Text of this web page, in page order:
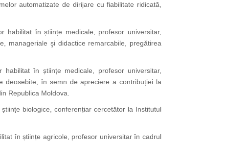
automatizate de dirijare cu fiabilitate ridicată,
habilitat în științe medicale, profesor universitar,
manageriale şi didactice remarcabile, pregătirea
habilitat în științe medicale, profesor universitar,
deosebite, în semn de apreciere a contribuției la
Republica Moldova.
științe biologice, conferențiar cercetător la Institutul
în științe agricole, profesor universitar în cadrul